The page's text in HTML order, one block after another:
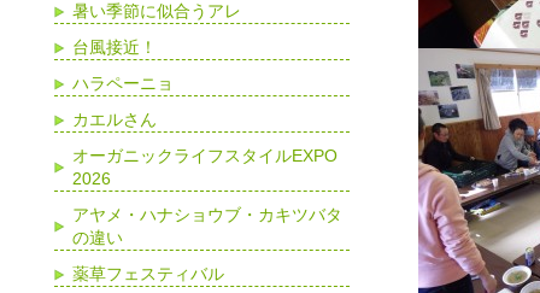
暑い季節に似合うアレ
台風接近！
ハラペーニョ
カエルさん
オーガニックライフスタイルEXPO
2026
アヤメ・ハナショウブ・カキツバタ
の違い
薬草フェスティバル